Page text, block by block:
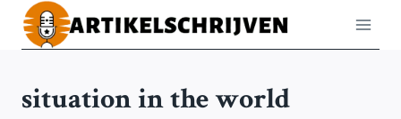
Doorgaan
naar
situation in the world